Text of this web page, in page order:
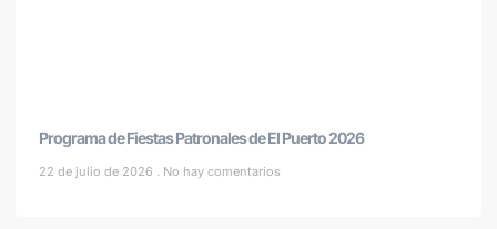
Programa de Fiestas Patronales de El Puerto 2026
22 de julio de 2026 No hay comentarios